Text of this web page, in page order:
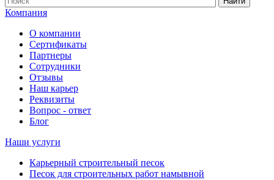
Компания
О компании
Сертификаты
Партнеры
Сотрудники
Отзывы
Наш карьер
Реквизиты
Вопрос - ответ
Блог
Наши услуги
Карьерный строительный песок
Песок для строительных работ намывной